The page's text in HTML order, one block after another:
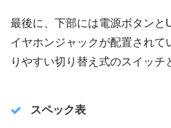
最後に、下部には電源ボタンと
イヤホンジャックが配置されて
りやすい切り替え式のスイッチ
スペック表